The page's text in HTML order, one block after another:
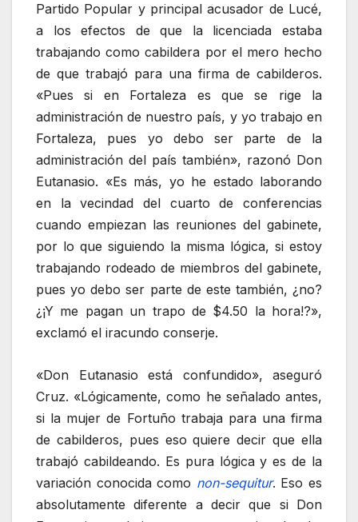
Partido Popular y principal acusador de Lucé,
a los efectos de que la licenciada estaba
trabajando como cabildera por el mero hecho
de que trabajó para una firma de cabilderos.
«Pues si en Fortaleza es que se rige la
administración de nuestro país, y yo trabajo en
Fortaleza, pues yo debo ser parte de la
administración del país también», razonó Don
Eutanasio. «Es más, yo he estado laborando
en la vecindad del cuarto de conferencias
cuando empiezan las reuniones del gabinete,
por lo que siguiendo la misma lógica, si estoy
trabajando rodeado de miembros del gabinete,
pues yo debo ser parte de este también, ¿no?
¿¡Y me pagan un trapo de $4.50 la hora!?»,
exclamó el iracundo conserje.
«Don Eutanasio está confundido», aseguró
Cruz. «Lógicamente, como he señalado antes,
si la mujer de Fortuño trabaja para una firma
de cabilderos, pues eso quiere decir que ella
trabajó cabildeando. Es pura lógica y es de la
variación conocida como non-sequitur. Eso es
absolutamente diferente a decir que si Don